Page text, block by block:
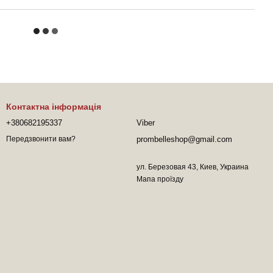
Контактна інформація
+380682195337
Передзвонити вам?
Viber
prombelleshop@gmail.com
ул. Березовая 43, Киев, Украина
Мапа проїзду